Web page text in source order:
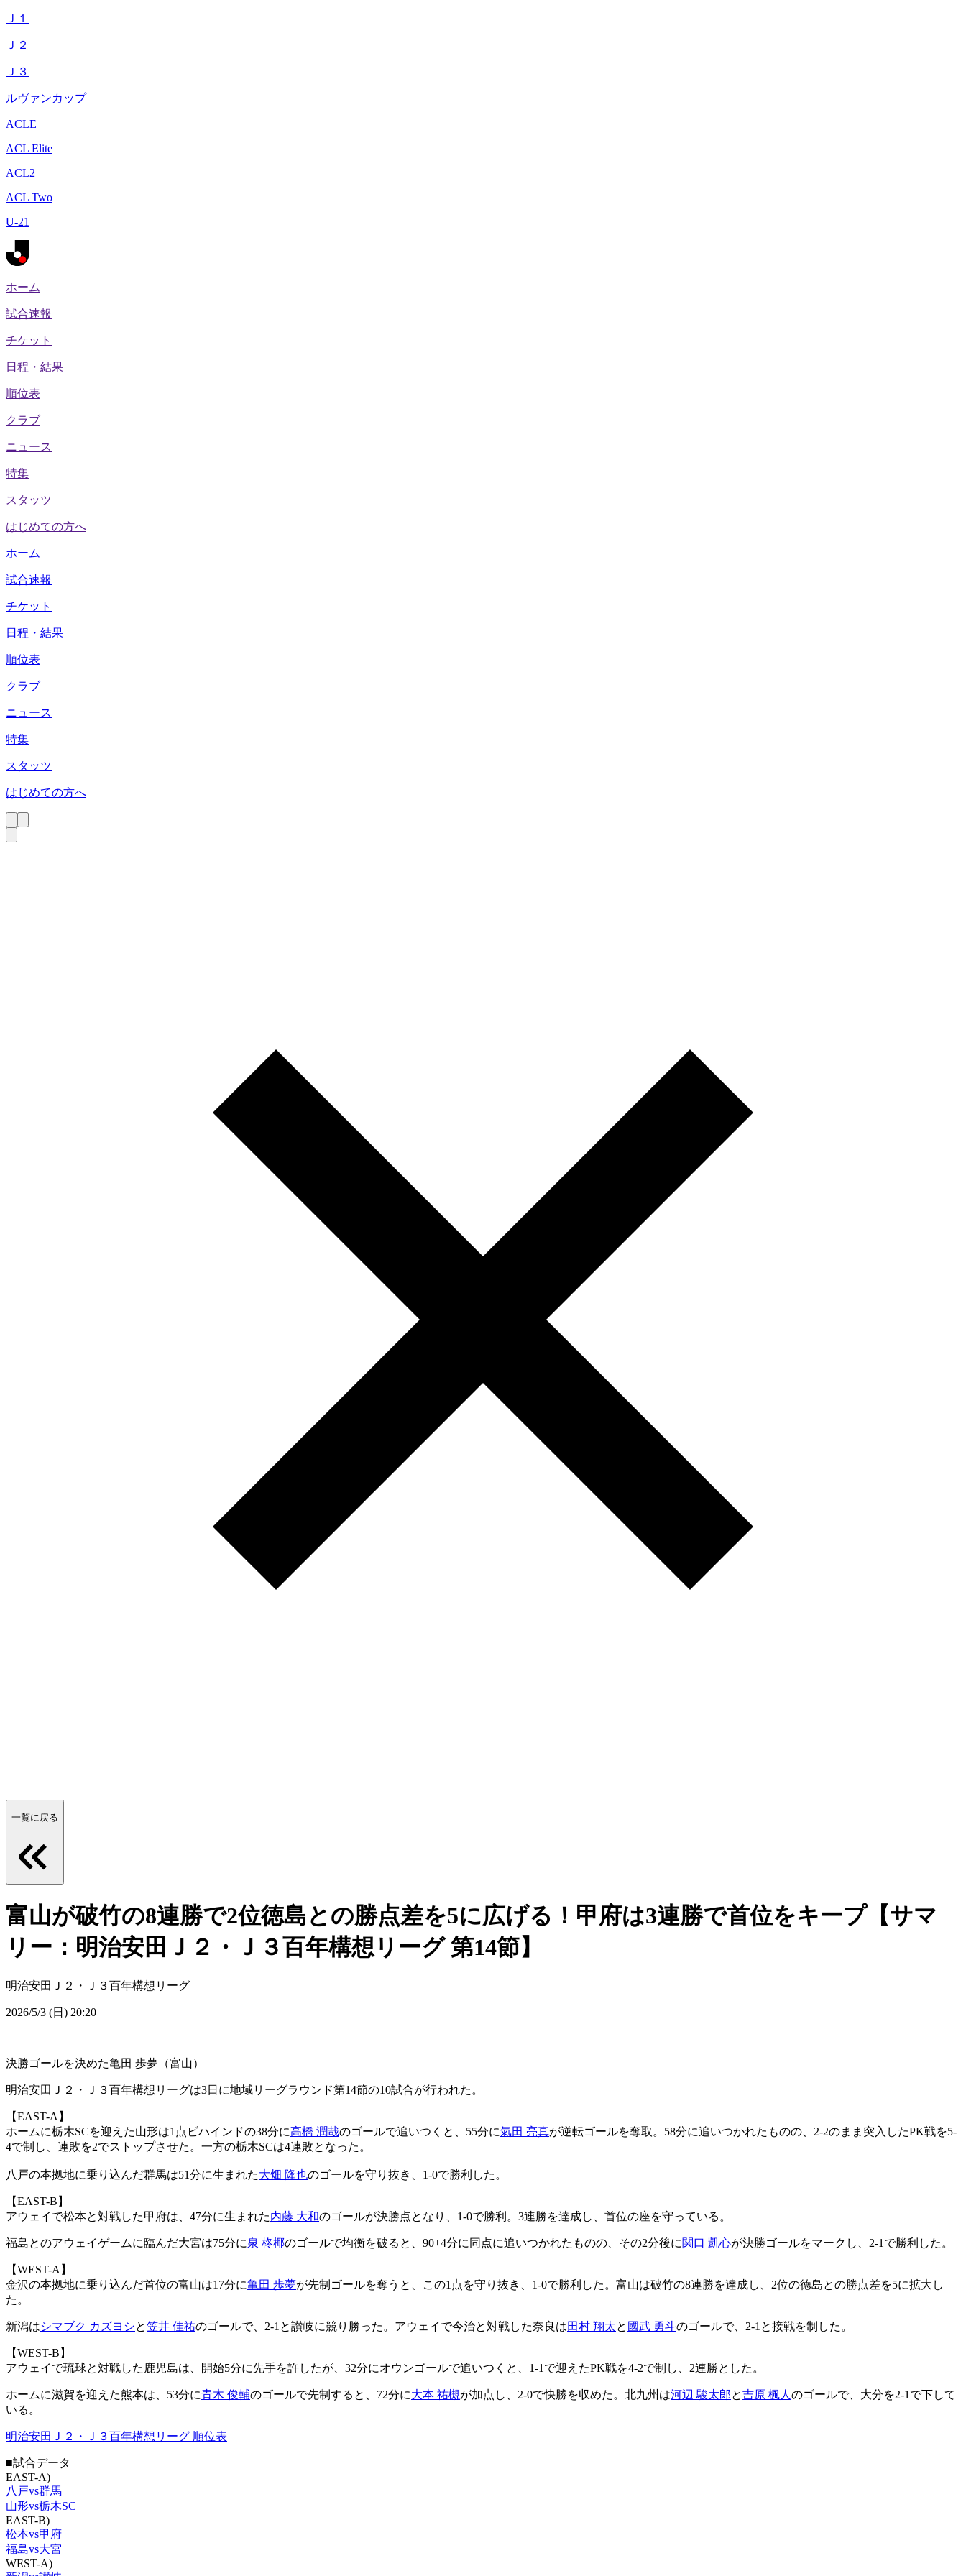
Ｊ１
Ｊ２
Ｊ３
ルヴァンカップ
ACLE
ACL Elite
ACL2
ACL Two
U-21
ホーム
試合速報
チケット
日程・結果
順位表
クラブ
ニュース
特集
スタッツ
はじめての方へ
ホーム
試合速報
チケット
日程・結果
順位表
クラブ
ニュース
特集
スタッツ
はじめての方へ
一覧に戻る
富山が破竹の8連勝で2位徳島との勝点差を5に広げる！甲府は3連勝で首位をキープ【サマ
リー：明治安田Ｊ２・Ｊ３百年構想リーグ 第14節】
明治安田Ｊ２・Ｊ３百年構想リーグ
2026/5/3 (日) 20:20
決勝ゴールを決めた亀田 歩夢（富山）
明治安田Ｊ２・Ｊ３百年構想リーグは3日に地域リーグラウンド第14節の10試合が行われた。
【EAST-A】
ホームに栃木SCを迎えた山形は1点ビハインドの38分に高橋 潤哉のゴールで追いつくと、55分に氣田 亮真が逆転ゴールを奪取。58分に追いつかれたものの、2-2のまま突入したPK戦を5-
4で制し、連敗を2でストップさせた。一方の栃木SCは4連敗となった。
八戸の本拠地に乗り込んだ群馬は51分に生まれた大畑 隆也のゴールを守り抜き、1-0で勝利した。
【EAST-B】
アウェイで松本と対戦した甲府は、47分に生まれた内藤 大和のゴールが決勝点となり、1-0で勝利。3連勝を達成し、首位の座を守っている。
福島とのアウェイゲームに臨んだ大宮は75分に泉 柊椰のゴールで均衡を破ると、90+4分に同点に追いつかれたものの、その2分後に関口 凱心が決勝ゴールをマークし、2-1で勝利した。
【WEST-A】
金沢の本拠地に乗り込んだ首位の富山は17分に亀田 歩夢が先制ゴールを奪うと、この1点を守り抜き、1-0で勝利した。富山は破竹の8連勝を達成し、2位の徳島との勝点差を5に拡大し
た。
新潟はシマブク カズヨシと笠井 佳祐のゴールで、2-1と讃岐に競り勝った。アウェイで今治と対戦した奈良は田村 翔太と 國武 勇斗のゴールで、2-1と接戦を制した。
【WEST-B】
アウェイで琉球と対戦した鹿児島は、開始5分に先手を許したが、32分にオウンゴールで追いつくと、1-1で迎えたPK戦を4-2で制し、2連勝とした。
ホームに滋賀を迎えた熊本は、53分に青木 俊輔のゴールで先制すると、72分に大本 祐槻が加点し、2-0で快勝を収めた。北九州は河辺 駿太郎と吉原 楓人 のゴールで、大分を2-1で下して
いる。
明治安田Ｊ２・Ｊ３百年構想リーグ 順位表
■試合データ
EAST-A)
八戸vs群馬
山形vs栃木SC
EAST-B)
松本vs甲府
福島vs大宮
WEST-A)